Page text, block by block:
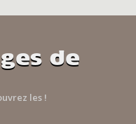
de
les !